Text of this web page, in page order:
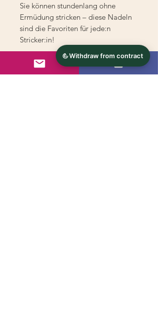
Sie können stundenlang ohne
Ermüdung stricken – diese Nadeln
sind die Favoriten für jede:n
Stricker:in!
Seile nicht enthalten!